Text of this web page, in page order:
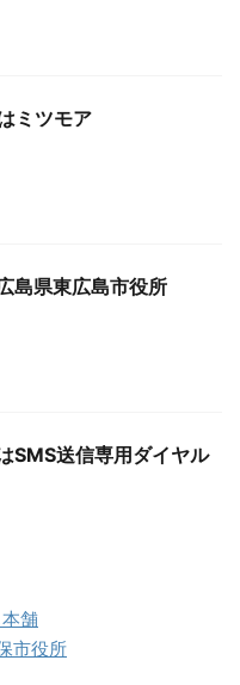
ミツモア
島県東広島市役所
送信専用ダイヤル
舗
市役所